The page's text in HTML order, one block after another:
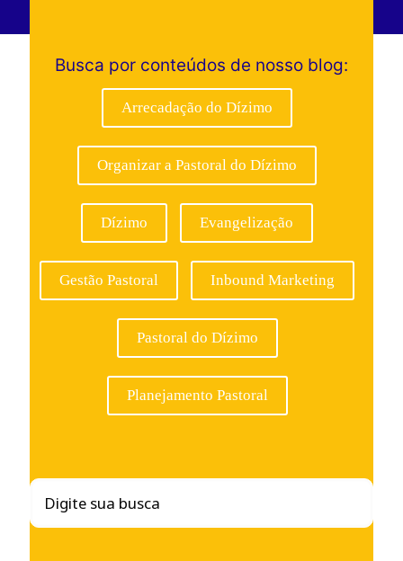
Busca por conteúdos de nosso blog:
Arrecadação do Dízimo
Organizar a Pastoral do Dízimo
Dízimo Evangelização
Gestão Pastoral Inbound Marketing
Pastoral do Dízimo
Planejamento Pastoral